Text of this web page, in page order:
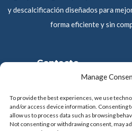
Manage
To provide the best experiences, we use
and/or access device information. Consenting
allow us to process data such as browsing
Not consenting or withdrawing consent, may
y descalcificación diseñados para
forma eficiente y sin
Contacto
Contacto
Sobre nosotros